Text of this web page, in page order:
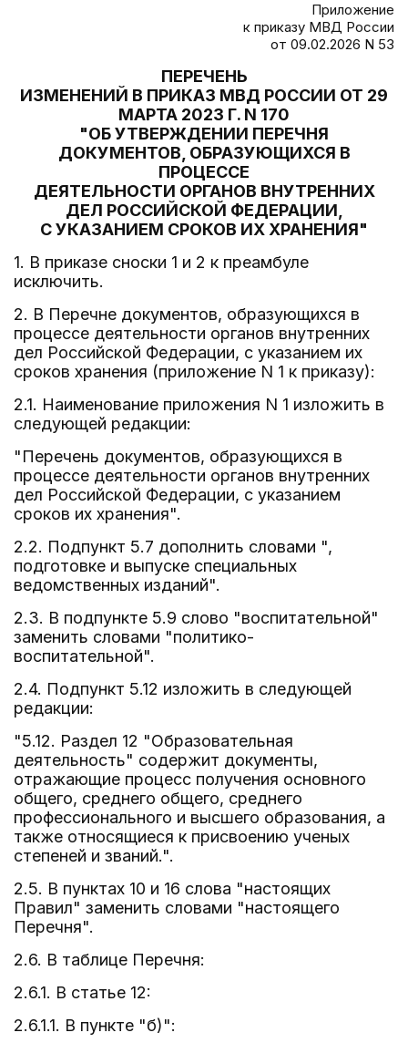
Приложение
к приказу МВД России
от 09.02.2026 N 53
ПЕРЕЧЕНЬ
ИЗМЕНЕНИЙ В ПРИКАЗ МВД РОССИИ ОТ 29
МАРТА 2023 Г. N 170
"ОБ УТВЕРЖДЕНИИ ПЕРЕЧНЯ
ДОКУМЕНТОВ, ОБРАЗУЮЩИХСЯ В
ПРОЦЕССЕ
ДЕЯТЕЛЬНОСТИ ОРГАНОВ ВНУТРЕННИХ
ДЕЛ РОССИЙСКОЙ ФЕДЕРАЦИИ,
С УКАЗАНИЕМ СРОКОВ ИХ ХРАНЕНИЯ"
1. В приказе сноски 1 и 2 к преамбуле
исключить.
2. В Перечне документов, образующихся в
процессе деятельности органов внутренних
дел Российской Федерации, с указанием их
сроков хранения (приложение N 1 к приказу):
2.1. Наименование приложения N 1 изложить в
следующей редакции:
"Перечень документов, образующихся в
процессе деятельности органов внутренних
дел Российской Федерации, с указанием
сроков их хранения".
2.2. Подпункт 5.7 дополнить словами ",
подготовке и выпуске специальных
ведомственных изданий".
2.3. В подпункте 5.9 слово "воспитательной"
заменить словами "политико-
воспитательной".
2.4. Подпункт 5.12 изложить в следующей
редакции:
"5.12. Раздел 12 "Образовательная
деятельность" содержит документы,
отражающие процесс получения основного
общего, среднего общего, среднего
профессионального и высшего образования, а
также относящиеся к присвоению ученых
степеней и званий.".
2.5. В пунктах 10 и 16 слова "настоящих
Правил" заменить словами "настоящего
Перечня".
2.6. В таблице Перечня:
2.6.1. В статье 12:
2.6.1.1. В пункте "б)":